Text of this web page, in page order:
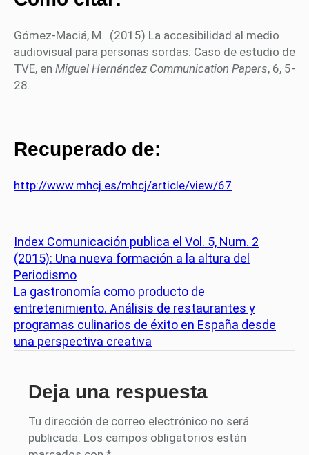
Gómez-Maciá, M. (2015) La accesibilidad al medio
audiovisual para personas sordas: Caso de estudio de
TVE, en Miguel Hernández Communication Papers, 6, 5-
28.
Recuperado de:
http://www.mhcj.es/mhcj/article/view/67
Index Comunicación publica el Vol. 5, Num. 2
(2015): Una nueva formación a la altura del
Periodismo
La gastronomía como producto de
entretenimiento. Análisis de restaurantes y
programas culinarios de éxito en España desde
una perspectiva creativa
Deja una respuesta
Tu dirección de correo electrónico no será
publicada. Los campos obligatorios están